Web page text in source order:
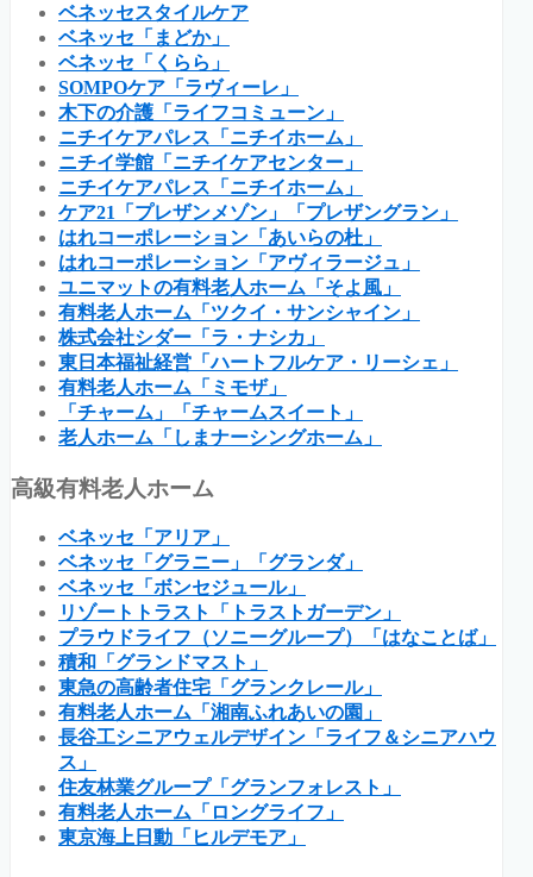
ベネッセスタイルケア
ベネッセ「まどか」
ベネッセ「くらら」
SOMPOケア「ラヴィーレ」
木下の介護「ライフコミューン」
ニチイケアパレス「ニチイホーム」
ニチイ学館「ニチイケアセンター」
ニチイケアパレス「ニチイホーム」
ケア21「プレザンメゾン」「プレザングラン」
はれコーポレーション「あいらの杜」
はれコーポレーション「アヴィラージュ」
ユニマットの有料老人ホーム「そよ風」
有料老人ホーム「ツクイ・サンシャイン」
株式会社シダー「ラ・ナシカ」
東日本福祉経営「ハートフルケア・リーシェ」
有料老人ホーム「ミモザ」
「チャーム」「チャームスイート」
老人ホーム「しまナーシングホーム」
高級有料老人ホーム
ベネッセ「アリア」
ベネッセ「グラニー」「グランダ」
ベネッセ「ボンセジュール」
リゾートトラスト「トラストガーデン」
プラウドライフ（ソニーグループ）「はなことば」
積和「グランドマスト」
東急の高齢者住宅「グランクレール」
有料老人ホーム「湘南ふれあいの園」
長谷工シニアウェルデザイン「ライフ＆シニアハウ
ス」
住友林業グループ「グランフォレスト」
有料老人ホーム「ロングライフ」
東京海上日動「ヒルデモア」